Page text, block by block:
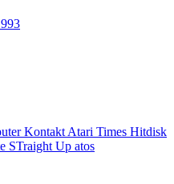
Kontakt Atari Times Hitdisk
STraight Up atos